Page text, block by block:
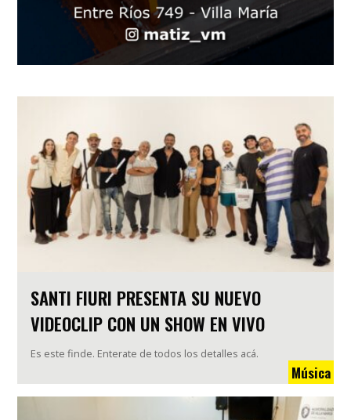
SANTI FIURI PRESENTA SU NUEVO
VIDEOCLIP CON UN SHOW EN VIVO
Es este finde. Enterate de todos los detalles acá.
Música